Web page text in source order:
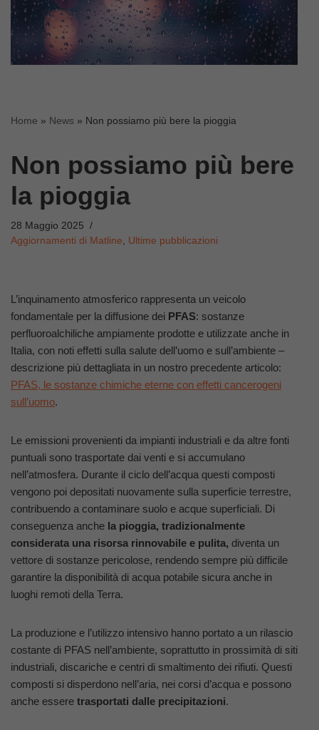
Home » News » Non possiamo più bere la pioggia
Non possiamo più bere
la pioggia
28 Maggio 2025
Aggiornamenti di Matline
Ultime pubblicazioni
L’inquinamento atmosferico rappresenta un veicolo
fondamentale per la diffusione dei PFAS: sostanze
perfluoroalchiliche ampiamente prodotte e utilizzate anche in
Italia, con noti effetti sulla salute dell’uomo e sull’ambiente –
descrizione più dettagliata in un nostro precedente articolo:
PFAS, le sostanze chimiche eterne con effetti cancerogeni
sull’uomo.
Le emissioni provenienti da impianti industriali e da altre fonti
puntuali sono trasportate dai venti e si accumulano
nell’atmosfera. Durante il ciclo dell’acqua questi composti
vengono poi depositati nuovamente sulla superficie terrestre,
contribuendo a contaminare suolo e acque superficiali. Di
conseguenza anche la pioggia, tradizionalmente
considerata una risorsa rinnovabile e pulita, diventa un
vettore di sostanze pericolose, rendendo sempre più difficile
garantire la disponibilità di acqua potabile sicura anche in
luoghi remoti della Terra.
La produzione e l’utilizzo intensivo hanno portato a un rilascio
costante di PFAS nell’ambiente, soprattutto in prossimità di siti
industriali, discariche e centri di smaltimento dei rifiuti. Questi
composti si disperdono nell’aria, nei corsi d’acqua e possono
anche essere trasportati dalle precipitazioni.